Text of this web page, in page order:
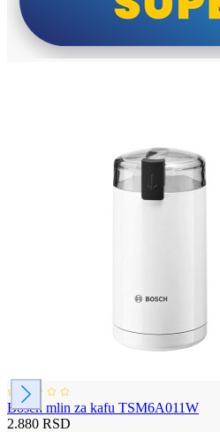
Bosch mlin za kafu TSM6A011W
2.880 RSD